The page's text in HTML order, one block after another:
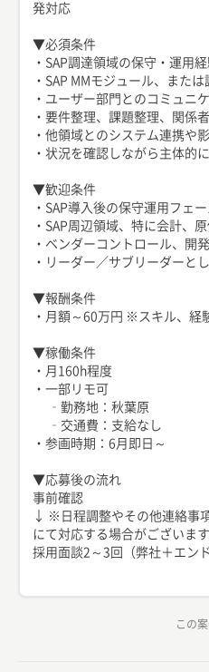
発対応
▼必須条件
・SAP調達領域の保守・運用
・SAP MMモジュール、また
・ユーザー部門とのコミュニ
・要件整理、課題整理、関係
・他領域とのシステム連携や
・状況を確認しながら主体的
▼歓迎条件
・SAP導入後の保守運用フェ
・SAP周辺領域、特に会計、
・ベンダーコントロール、開
・リーダー／サブリーダーと
▼報酬条件
・月額～60万円 ※スキル、経
▼稼働条件
・月160h程度
・一部リモ可
‐勤務地：秋葉原
‐交通費：支給なし
・参画時期：6月即日～
▼応募後の流れ
事前確認
↓ ※日程調整やその他連絡事
にて対応する場合がございます
採用面談2～3回（弊社＋エン
この